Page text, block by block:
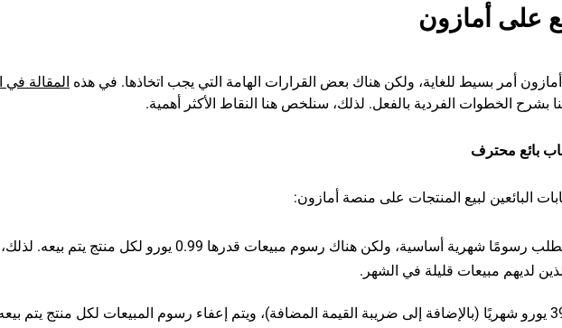
على أمازون
أمر بسيط للغاية، ولكن هناك بعض القرارات الهامة التي يجب اتخاذها. في هذه المقالة في
بشرح الخطوات الفردية بالفعل. لذلك، سنلخص هنا النقاط الأكثر أهمية.
بائع محترف
البائعين لبيع المنتجات على منصة أمازون:
لا يتطلب رسومًا شهرية أساسية، ولكن هناك رسوم مبيعات قدرها 0.99 يورو لكل منتج يتم
لديهم مبيعات قليلة في الشهر.
39 يورو شهريًا (بالإضافة إلى ضريبة القيمة المضافة)، ويتم إعفاء رسوم المبيعات لكل منتج يتم